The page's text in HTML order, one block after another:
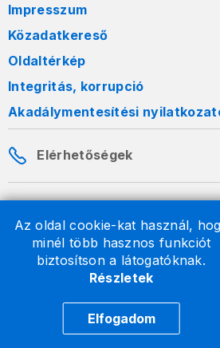
Az oldal cookie-kat használ,
minél több hasznos funkciót
biztosítson a látogatóknak.
Részletek
Elfogadom
Impresszum
Közadatkereső
Oldaltérkép
Integritás, korrupció
Akadálymentesítési
Elérhetőségek
A honlapon szereplő információk
formában szabadon terjeszthetők.
2026 © A Nemzeti Adó- és
jogvédelem alatt állnak.